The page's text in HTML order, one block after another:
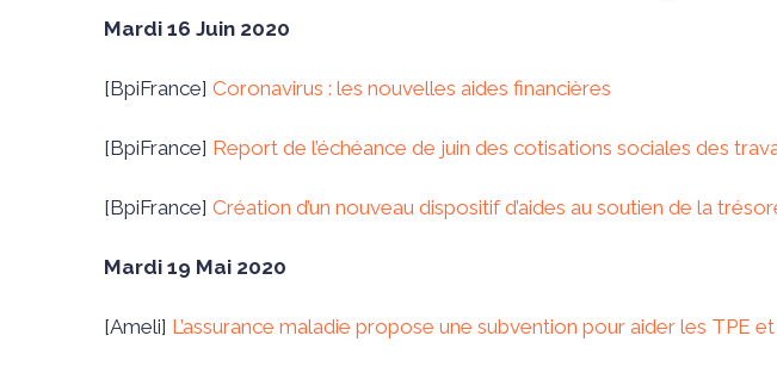
Mardi 16 Juin 2020
[BpiFrance] Coronavirus : les nouvelles aides financières
[BpiFrance] Report de l’échéance de juin des cotisations sociales des
[BpiFrance] Création d’un nouveau dispositif d’aides au soutien de la
Mardi 19 Mai 2020
[Ameli] L’assurance maladie propose une subvention pour aider les TPE